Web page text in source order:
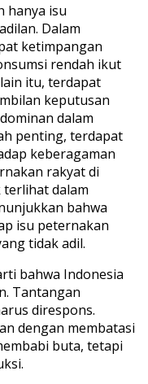
hanya isu
Dalam
ketimpangan
rendah ikut
itu, terdapat
keputusan
dalam
penting, terdapat
keberagaman
rakyat di
dalam
bahwa
isu peternakan
tidak adil.
bahwa Indonesia
Tantangan
direspons.
dengan membatasi
buta, tetapi